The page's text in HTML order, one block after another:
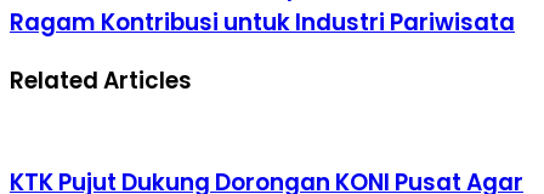
Ragam Kontribusi untuk Industri Pariwisata
Related Articles
KTK Pujut Dukung Dorongan KONI Pusat Agar